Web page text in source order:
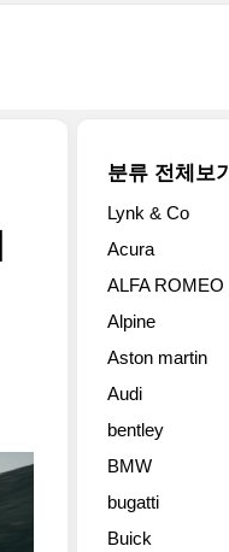
분류 전체보기
Lynk & Co
Acura
ALFA ROMEO
Alpine
Aston martin
Audi
bentley
BMW
bugatti
Buick